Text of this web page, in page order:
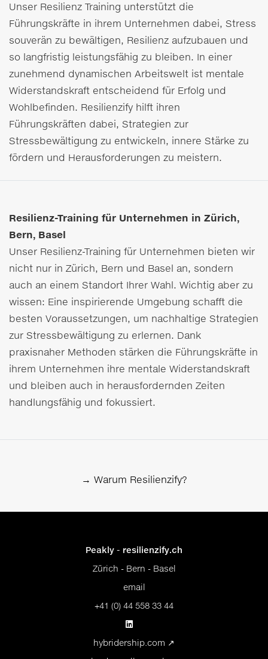
Unser Resilienz Training unterstützt die
Führungskräfte in ihrem Unternehmen dabei, Stress
souverän zu bewältigen, Resilienz aufzubauen und
so langfristig leistungsfähig zu bleiben. In einer
zunehmend dynamischen Arbeitswelt ist mentale
Widerstandskraft entscheidend für Erfolg und
Wohlbefinden. Resilienzify hilft ihren
Führungskräften dabei, Strategien zur
Stressbewältigung zu entwickeln, innere Stärke zu
fördern und Herausforderungen zu meistern.
Resilienz-Training für Unternehmen in Zürich,
Bern, Basel
Unser Resilienz-Training für Unternehmen bieten wir
nicht nur in Zürich, Bern und Basel an, sondern
auch an einem Standort Ihrer Wahl. Wichtig aber zu
wissen: Eine inspirierende Umgebung schafft die
besten Voraussetzungen, um nachhaltige Strategien
zur Stressbewältigung zu erlernen. Dank
praxisnaher Methoden stärken die Führungskräfte in
ihrem Unternehmen ihre mentale Widerstandskraft
und bleiben auch in herausfordernden Zeiten
handlungsfähig und fokussiert.
→ Warum Resilienzify?
Peakly - resilienzify.ch
Zürich - Bern - Basel
email
+41 (0) 44 558 33 44
hybridership.com ↗